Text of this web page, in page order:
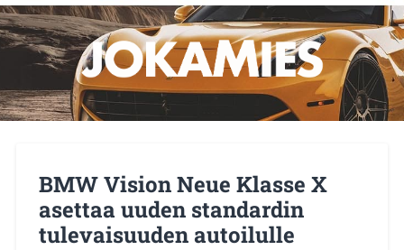
BMW Vision Neue Klasse X
asettaa uuden standardin
tulevaisuuden autoilulle